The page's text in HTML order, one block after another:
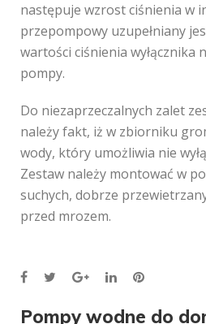
następuje wzrost ciśnienia w
przepompowy uzupełniany
wartości ciśnienia wyłącznika
pompy.
Do niezaprzeczalnych zalet
należy fakt, iż w zbiorniku
wody, który umożliwia nie
Zestaw należy montować w
suchych, dobrze
przed mrozem.
Facebook
TwitterGoogle+LinkedInPinterest
Pompy wodne do